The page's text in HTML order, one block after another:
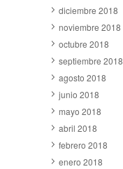
diciembre 2018
noviembre 2018
octubre 2018
septiembre 2018
agosto 2018
junio 2018
mayo 2018
abril 2018
febrero 2018
enero 2018